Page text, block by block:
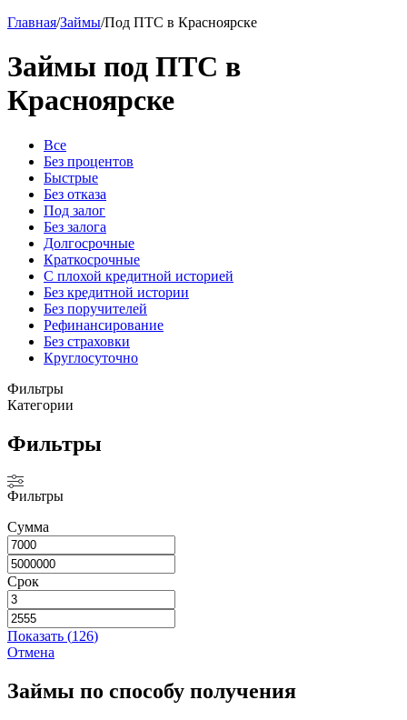
Главная/Займы/Под ПТС в Красноярске
Займы под ПТС в
Красноярске
Все
Без процентов
Быстрые
Без отказа
Под залог
Без залога
Долгосрочные
Краткосрочные
С плохой кредитной историей
Без кредитной истории
Без поручителей
Рефинансирование
Без страховки
Круглосуточно
Фильтры
Категории
Фильтры
Фильтры
Сумма
Срок
Показать (126)
Отмена
Займы по способу получения